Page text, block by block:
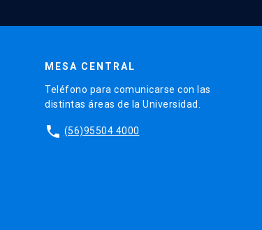
MESA CENTRAL
Teléfono para comunicarse con las
distintas áreas de la Universidad.
phone (56)95504 4000